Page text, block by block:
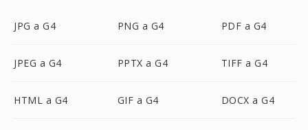
JPG a G4 PNG a G4 PDF a G4
JPEG a G4 PPTX a G4 TIFF a G4
HTML a G4 GIF a G4 DOCX a G4